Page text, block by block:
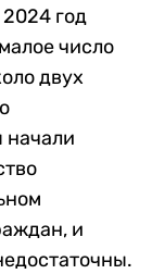
год
число
двух
начали
и